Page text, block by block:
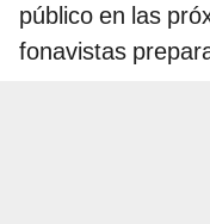
público en las
fonavistas